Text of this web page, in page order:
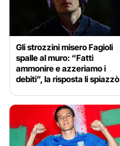
Gli strozzini misero Fagioli
spalle al muro: “Fatti
ammonire e azzeriamo i
debiti”, la risposta li spiazzò